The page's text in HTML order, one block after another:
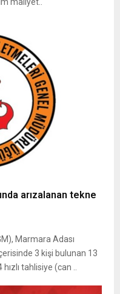
maliyet..
arızalanan tekne
Marmara Adası
3 kişi bulunan 13
tahlisiye (can ..